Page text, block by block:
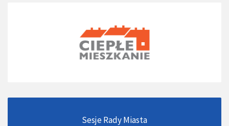
Sesje Rady Miasta